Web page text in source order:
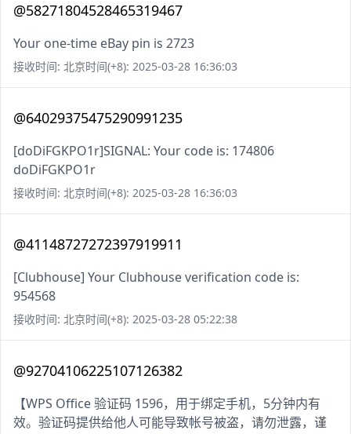
@58271804528465319467
Your one-time eBay pin is 2723
接收时间: 北京时间(+8): 2025-03-28 16:36:03
@64029375475290991235
[doDiFGKPO1r]SIGNAL: Your code is: 174806
doDiFGKPO1r
接收时间: 北京时间(+8): 2025-03-28 16:36:03
@41148727272397919911
[Clubhouse] Your Clubhouse verification code is:
954568
接收时间: 北京时间(+8): 2025-03-28 05:22:38
@92704106225107126382
【WPS Office 验证码 1596，用于绑定手机，5分钟内有
效。验证码提供给他人可能导致帐号被盗，请勿泄露，谨